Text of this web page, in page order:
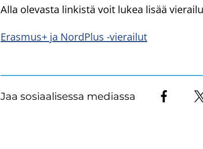
Alla ole­vas­ta lin­kis­tä voit lukea lisää
Eras­mus+ ja NordPlus -​vierailut
Jaa sosiaalisessa mediassa